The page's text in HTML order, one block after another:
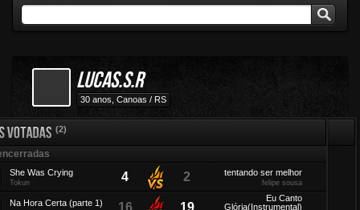
GB TV
Rádio Fórum
lucas.s.r
30 anos, Canoas / RS
(2)
She Was Crying
Tokun 4
Versus
2 tentando ser melhor
felipe sousa
Na Hora Certa (parte 1) 16
Versus
19
Eu Canto
Glória(Instrumental)